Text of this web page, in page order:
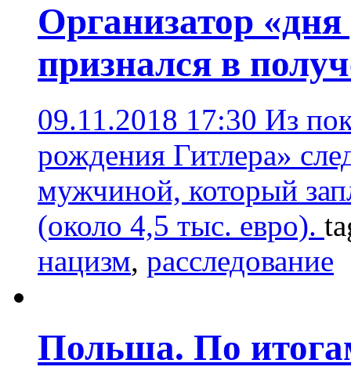
Организатор
признался в
09.11.2018 17:30 Из
рождения Гитлера»
мужчиной, который
(около 4,5 тыс. евро).
нацизм, расследование
Польша. По